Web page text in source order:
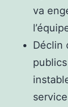
va
Déclin